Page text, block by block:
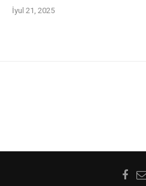
İyul 21, 2025